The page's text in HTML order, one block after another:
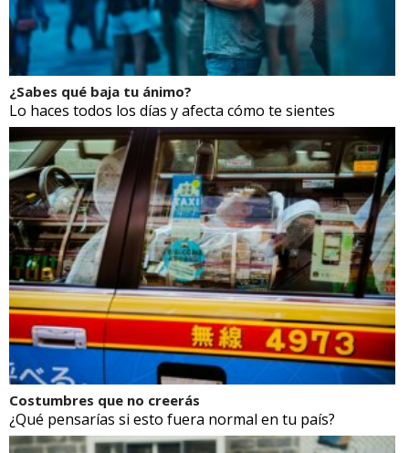
¿Sabes qué baja tu ánimo?
Lo haces todos los días y afecta cómo te sientes
Costumbres que no creerás
¿Qué pensarías si esto fuera normal en tu país?